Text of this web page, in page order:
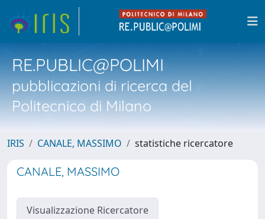
RE.PUBLIC@POLIMI
pubblicazioni di ricerca del
Politecnico di Milano
IRIS CANALE, MASSIMO statistiche ricercatore
CANALE, MASSIMO
Visualizzazione Ricercatore